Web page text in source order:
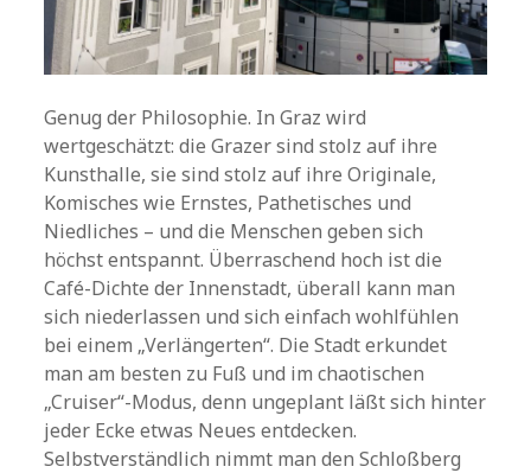
Genug der Philosophie. In Graz wird
wertgeschätzt: die Grazer sind stolz auf ihre
Kunsthalle, sie sind stolz auf ihre Originale,
Komisches wie Ernstes, Pathetisches und
Niedliches – und die Menschen geben sich
höchst entspannt. Überraschend hoch ist die
Café-Dichte der Innenstadt, überall kann man
sich niederlassen und sich einfach wohlfühlen
bei einem „Verlängerten“. Die Stadt erkundet
man am besten zu Fuß und im chaotischen
„Cruiser“-Modus, denn ungeplant läßt sich hinter
jeder Ecke etwas Neues entdecken.
Selbstverständlich nimmt man den Schloßberg